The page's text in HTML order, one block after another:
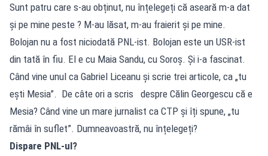
Sunt patru care s-au obținut, nu înțelegeți că aseară m-a dat
și pe mine peste ? M-au lăsat, m-au fraierit și pe mine.
Bolojan nu a fost niciodată PNL-ist. Bolojan este un USR-ist
din tată în fiu. El e cu Maia Sandu, cu Soroș. Și i-a fascinat.
Când vine unul ca Gabriel Liceanu și scrie trei articole, ca „tu
ești Mesia”. De câte ori a scris despre Călin Georgescu că e
Mesia? Când vine un mare jurnalist ca CTP și îți spune, „tu
rămâi în suflet”. Dumneavoastră, nu înțelegeți?
Dispare PNL-ul?